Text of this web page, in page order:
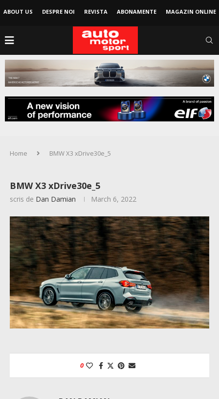
ABOUT US DESPRE NOI REVISTA ABONAMENTE MAGAZIN ONLINE
Home BMW X3 xDrive30e_5
BMW X3 xDrive30e_5
scris de Dan Damian March 6, 2022
0